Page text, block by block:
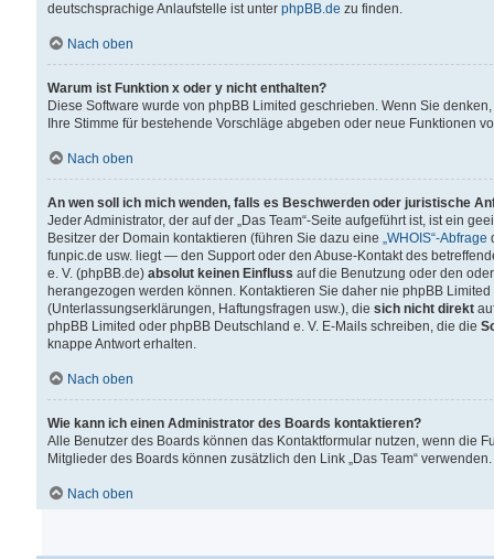
deutschsprachige Anlaufstelle ist unter phpBB.de zu finden.
Nach oben
Warum ist Funktion x oder y nicht enthalten?
Diese Software wurde von phpBB Limited geschrieben. Wenn Sie
Ihre Stimme für bestehende Vorschläge abgeben oder neue Funktionen
Nach oben
An wen soll ich mich wenden, falls es Beschwerden oder juristische
Jeder Administrator, der auf der „Das Team“-Seite aufgeführt ist, ist ein
Besitzer der Domain kontaktieren (führen Sie dazu eine „WHOIS“-Abfrage
funpic.de usw. liegt — den Support oder den Abuse-Kontakt des
e. V. (phpBB.de) absolut keinen Einfluss auf die Benutzung oder den
herangezogen werden können. Kontaktieren Sie daher nie phpBB
(Unterlassungserklärungen, Haftungsfragen usw.), die sich nicht direkt
phpBB Limited oder phpBB Deutschland e. V. E-Mails schreiben, die die
knappe Antwort erhalten.
Nach oben
Wie kann ich einen Administrator des Boards kontaktieren?
Alle Benutzer des Boards können das Kontaktformular nutzen, wenn die
Mitglieder des Boards können zusätzlich den Link „Das Team“ verwenden.
Nach oben